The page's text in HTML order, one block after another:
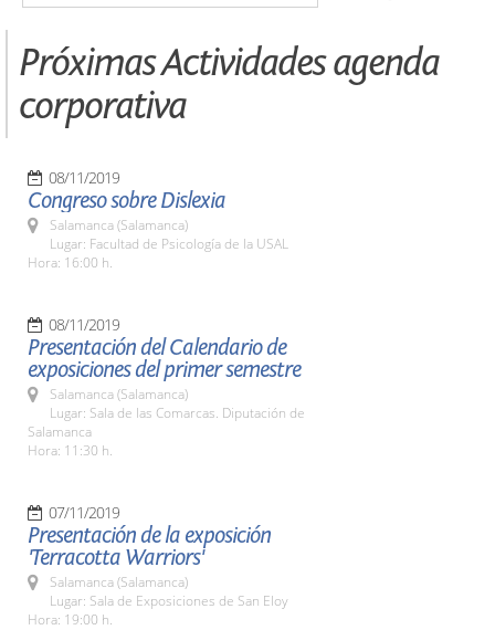
Próximas Actividades agenda
corporativa
08/11/2019
Congreso sobre Dislexia
Salamanca (Salamanca)
Lugar: Facultad de Psicología de la USAL
Hora: 16:00 h.
08/11/2019
Presentación del Calendario de
exposiciones del primer semestre
Salamanca (Salamanca)
Lugar: Sala de las Comarcas. Diputación de
Salamanca
Hora: 11:30 h.
07/11/2019
Presentación de la exposición
'Terracotta Warriors'
Salamanca (Salamanca)
Lugar: Sala de Exposiciones de San Eloy
Hora: 19:00 h.